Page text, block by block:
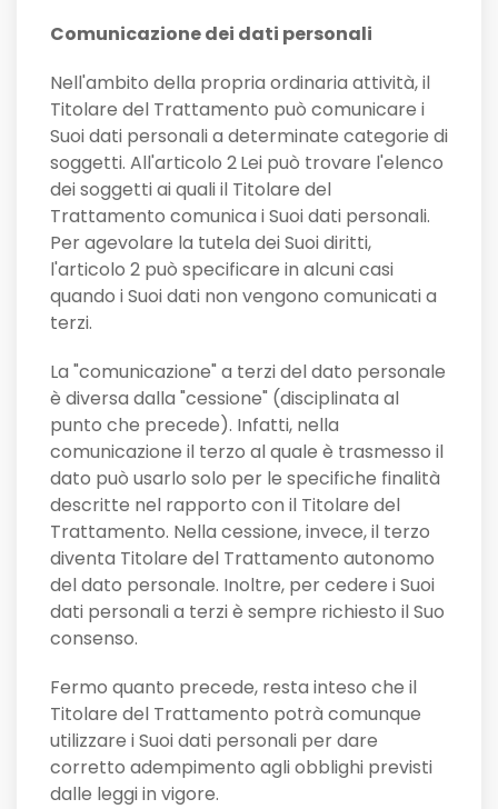
Comunicazione dei dati personali
Nell'ambito della propria ordinaria attività, il
Titolare del Trattamento può comunicare i
Suoi dati personali a determinate categorie di
soggetti. All'articolo 2Lei può trovare l'elenco
dei soggetti ai quali il Titolare del
Trattamento comunica i Suoi dati personali.
Per agevolare la tutela dei Suoi diritti,
l'articolo 2 può specificare in alcuni casi
quando i Suoi dati non vengono comunicati a
terzi.
La "comunicazione" a terzi del dato personale
è diversa dalla "cessione" (disciplinata al
punto che precede). Infatti, nella
comunicazione il terzo al quale è trasmesso il
dato può usarlo solo per le specifiche finalità
descritte nel rapporto con il Titolare del
Trattamento. Nella cessione, invece, il terzo
diventa Titolare del Trattamento autonomo
del dato personale. Inoltre, per cedere i Suoi
dati personali a terzi è sempre richiesto il Suo
consenso.
Fermo quanto precede, resta inteso che il
Titolare del Trattamento potrà comunque
utilizzare i Suoi dati personali per dare
corretto adempimento agli obblighi previsti
dalle leggi in vigore.